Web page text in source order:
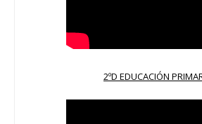
2ºD EDUCACIÓN